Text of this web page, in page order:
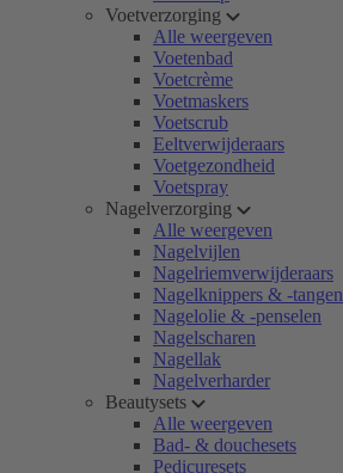
Voetverzorging
Alle weergeven
Voetenbad
Voetcrème
Voetmaskers
Voetscrub
Eeltverwijderaars
Voetgezondheid
Voetspray
Nagelverzorging
Alle weergeven
Nagelvijlen
Nagelriemverwijderaars
Nagelknippers & -tangen
Nagelolie & -penselen
Nagelscharen
Nagellak
Nagelverharder
Beautysets
Alle weergeven
Bad- & douchesets
Pedicuresets